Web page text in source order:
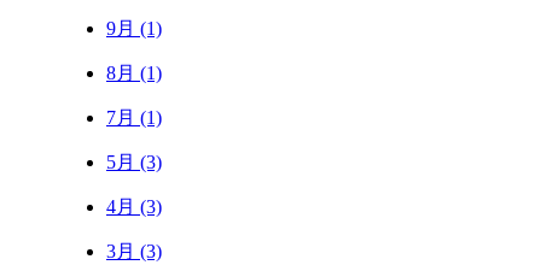
9月 (1)
8月 (1)
7月 (1)
5月 (3)
4月 (3)
3月 (3)